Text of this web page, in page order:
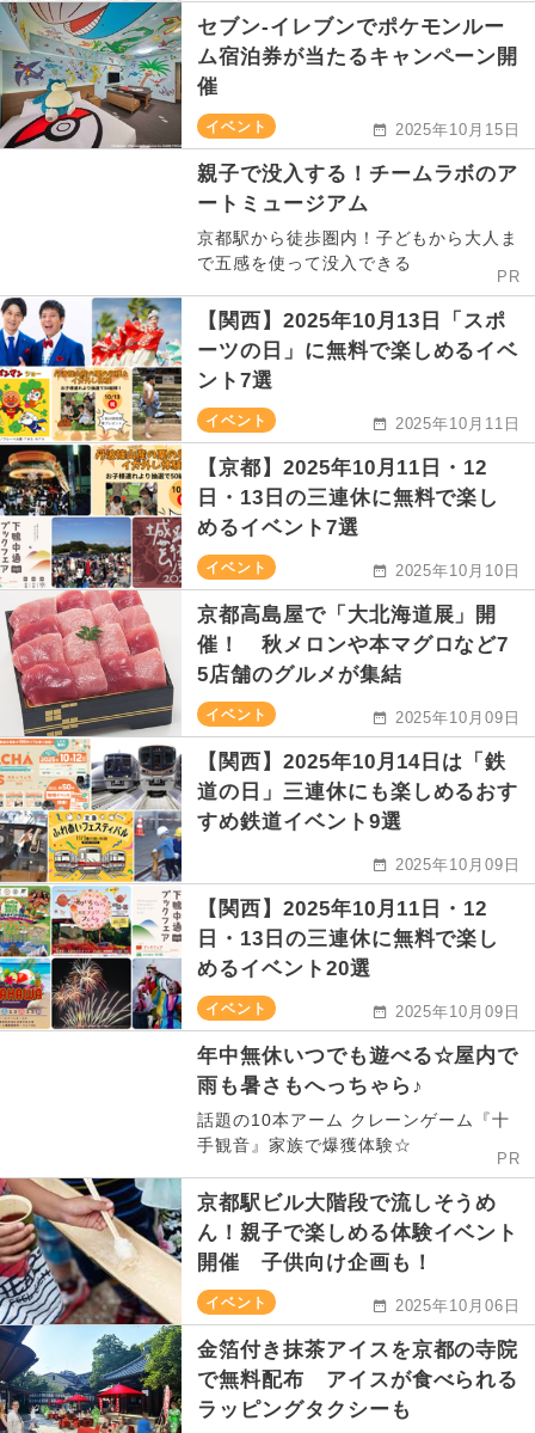
セブン‐イレブンでポケモンルー
ム宿泊券が当たるキャンペーン開
催
イベント 2025年10月15日
親子で没入する！チームラボのア
ートミュージアム
京都駅から徒歩圏内！子どもから大人ま
で五感を使って没入できる
PR
【関西】2025年10月13日「スポ
ーツの日」に無料で楽しめるイベ
ント7選
イベント 2025年10月11日
【京都】2025年10月11日・12
日・13日の三連休に無料で楽し
めるイベント7選
イベント 2025年10月10日
京都高島屋で「大北海道展」開
催！ 秋メロンや本マグロなど7
5店舗のグルメが集結
イベント 2025年10月09日
【関西】2025年10月14日は「鉄
道の日」三連休にも楽しめるおす
すめ鉄道イベント9選
2025年10月09日
【関西】2025年10月11日・12
日・13日の三連休に無料で楽し
めるイベント20選
イベント 2025年10月09日
年中無休いつでも遊べる☆屋内で
雨も暑さもへっちゃら♪
話題の10本アーム クレーンゲーム『十
手観音』家族で爆獲体験☆
PR
京都駅ビル大階段で流しそうめ
ん！親子で楽しめる体験イベント
開催 子供向け企画も！
イベント 2025年10月06日
金箔付き抹茶アイスを京都の寺院
で無料配布 アイスが食べられる
ラッピングタクシーも